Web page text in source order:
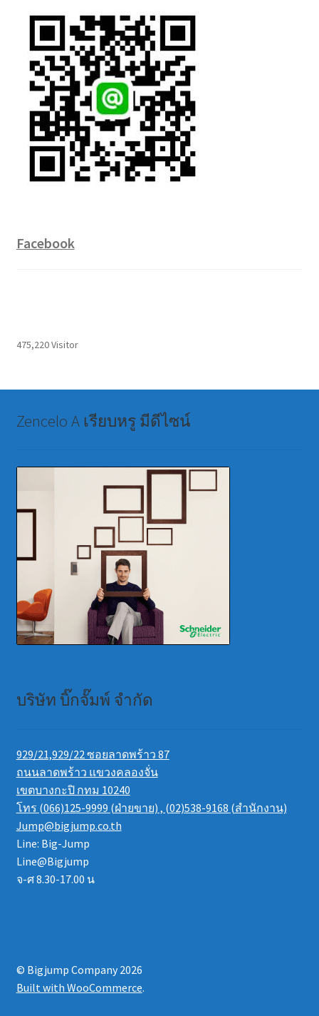
Facebook
475,220 Visitor
Zencelo A เรียบหรู มีดีไซน์
บริษัท บิ๊กจั๊มพ์ จำกัด
929/21,929/22 ซอยลาดพร้าว 87
ถนนลาดพร้าว แขวงคลองจั่น
เขตบางกะปิ กทม 10240
โทร (066)125-9999 (ฝ่ายขาย) , (02)538-9168 (สำนักงาน)
Jump@bigjump.co.th
Line: Big-Jump
Line@Bigjump
จ-ศ 8.30-17.00 น
© Bigjump Company 2026
Built with WooCommerce.